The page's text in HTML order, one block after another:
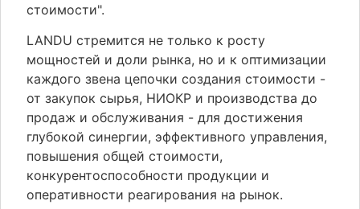
стоимости".
LANDU стремится не только к росту
мощностей и доли рынка, но и к оптимизации
каждого звена цепочки создания стоимости -
от закупок сырья, НИОКР и производства до
продаж и обслуживания - для достижения
глубокой синергии, эффективного управления,
повышения общей стоимости,
конкурентоспособности продукции и
оперативности реагирования на рынок.